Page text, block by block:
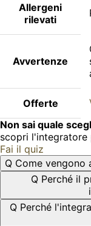
Allergeni
rilevati
Avvertenze
Offerte
Non sai quale
scopri l'integratore
Fai il quiz
Q Come vengono
Q Perché il
Q Perché